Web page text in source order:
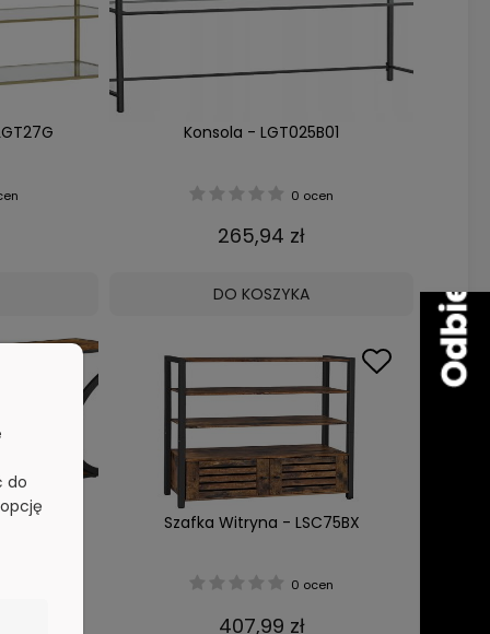
Konsola - LGT025B01
0 ocen
265,94 zł
DO KOSZYKA
Szafka Witryna - LSC75BX
0 ocen
407,99 zł
do